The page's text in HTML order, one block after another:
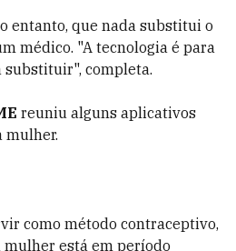
entanto, que nada substitui o
médico. "A tecnologia é para
substituir", completa.
reuniu alguns aplicativos
mulher.
como método contraceptivo,
está em período